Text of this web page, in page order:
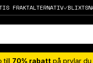
FRAKTALTERNATIV
till 70% rabatt på prylar